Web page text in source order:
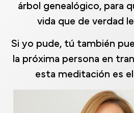
árbol genealógico, para
vida que de verdad
Si yo pude, tú también
la próxima persona en
esta meditación es